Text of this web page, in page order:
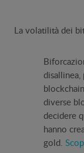
La volatilità dei
diverse
decidere
hanno
gold.